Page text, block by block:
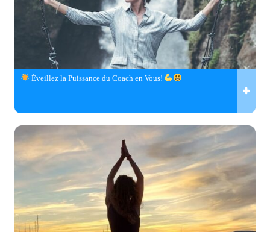
Éveillez la Puissance du Coach en Vous!